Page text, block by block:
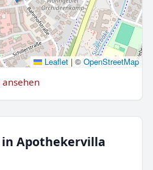
Leaflet |© OpenStreetMap
Apothekervilla